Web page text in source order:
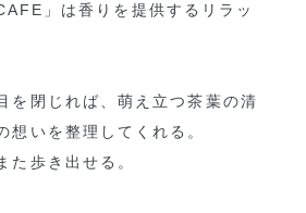
」は香りを提供するリラッ
を閉じれば、萌え立つ茶葉の清
想いを整理してくれる。
た歩き出せる。